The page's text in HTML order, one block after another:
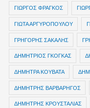
ΓΙΩΡΓΟΣ ΦΡΑΓΚΟΣ
ΓΙΩΤΑ ΑΡΓΥΡΟΠΟΥΛΟΥ
ΓΡΗΓΟΡΗΣ ΣΑΚΑΛΗΣ
ΔΗΜΗΤΡIOΣ ΓΚΟΓΚΑΣ
ΔΗΜΗΤΡΑ ΚΟΥΒΑΤΑ
ΔΗΜΗΤΡΗΣ ΒΑΡΒΑΡΗΓΟΣ
ΔΗΜΗΤΡΗΣ ΚΡΟΥΣΤΑΛΙΑΣ